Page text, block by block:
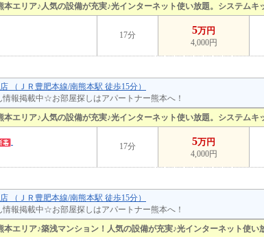
本エリア♪人気の設備が充実♪光インターネット使い放題。システム
17分 5万円
4,000円
（ＪＲ豊肥本線/南熊本駅 徒歩15分）
報掲載中☆お部屋探しはアパートナー熊本へ！
本エリア♪人気の設備が充実♪光インターネット使い放題。システム
17分 5万円
4,000円
（ＪＲ豊肥本線/南熊本駅 徒歩15分）
報掲載中☆お部屋探しはアパートナー熊本へ！
本エリア♪築浅マンション！人気の設備が充実♪光インターネット使